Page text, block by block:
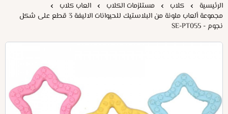
الرئيسية كلاب مستلزمات الكلاب
العاب كلاب
مجموعة ألعاب ملونة من البلاستيك للحيوانات الاليفة 3 قطع على شكل
نجوم - SE-PT055